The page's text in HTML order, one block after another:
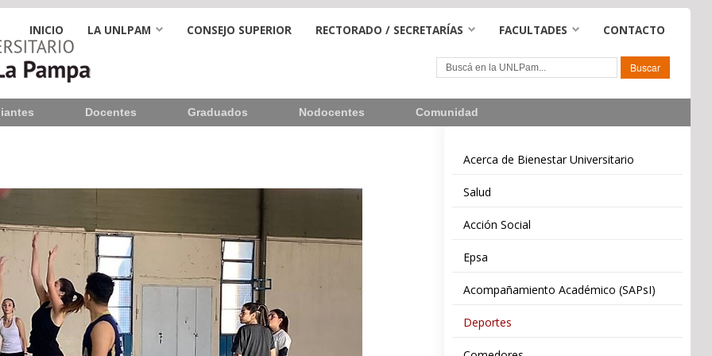
INICIO LA UNLPAM CONSEJO SUPERIOR RECTORADO / SECRETARÍAS FACULTADES CONTACTO
Docentes Graduados Nodocentes Comunidad
Acerca de Bienestar Universitario
Salud
Acción Social
Epsa
Acompañamiento Académico (SAPsI)
Deportes